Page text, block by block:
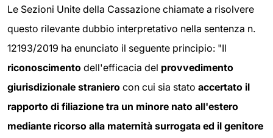
Le Sezioni Unite della Cassazione chiamate a risolvere
questo rilevante dubbio interpretativo nella sentenza n.
12193/2019 ha enunciato il seguente principio: "Il
riconoscimento dell'efficacia del provvedimento
giurisdizionale straniero con cui sia stato accertato il
rapporto di filiazione tra un minore nato all'estero
mediante ricorso alla maternità surrogata ed il genitore